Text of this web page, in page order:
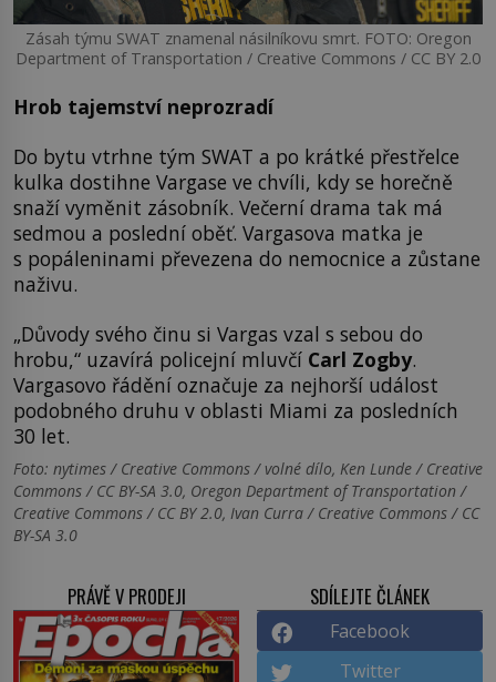
Zásah týmu SWAT znamenal násilníkovu smrt. FOTO: Oregon
Department of Transportation / Creative Commons / CC BY 2.0
Hrob tajemství neprozradí
Do bytu vtrhne tým SWAT a po krátké přestřelce
kulka dostihne Vargase ve chvíli, kdy se horečně
snaží vyměnit zásobník. Večerní drama tak má
sedmou a poslední oběť. Vargasova matka je
s popáleninami převezena do nemocnice a zůstane
naživu.
„Důvody svého činu si Vargas vzal s sebou do
hrobu,“ uzavírá policejní mluvčí Carl Zogby.
Vargasovo řádění označuje za nejhorší událost
podobného druhu v oblasti Miami za posledních
30 let.
Foto: nytimes / Creative Commons / volné dílo, Ken Lunde / Creative
Commons / CC BY-SA 3.0, Oregon Department of Transportation /
Creative Commons / CC BY 2.0, Ivan Curra / Creative Commons / CC
BY-SA 3.0
PRÁVĚ V PRODEJI SDÍLEJTE ČLÁNEK
Facebook
Twitter